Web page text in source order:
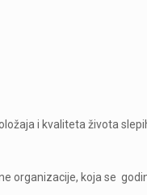
i kvaliteta života
organizacije, koja se